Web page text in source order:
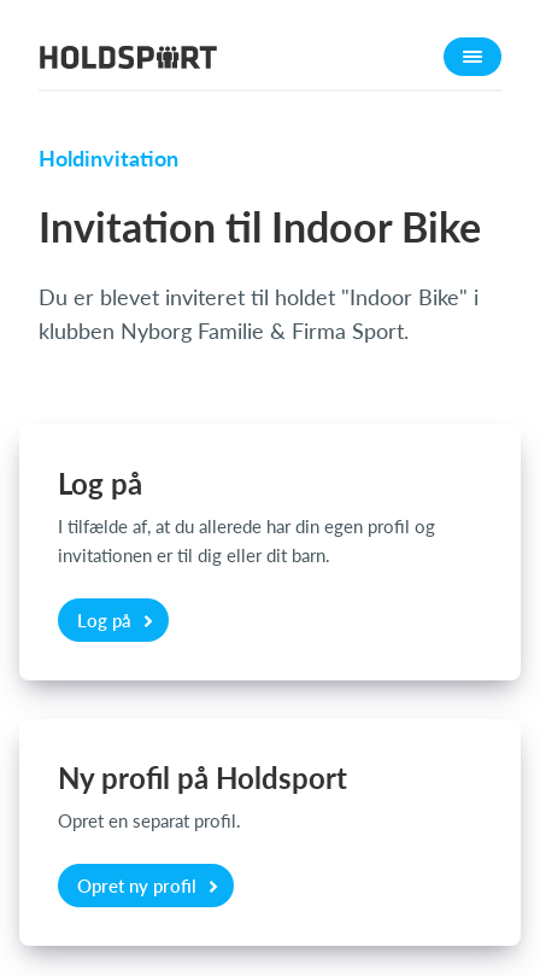
Om Holdsport
Presseomtale
Billetsystem
Hvad koster det?
Holdinvitation
Invitation til Indoor Bike
Du er blevet inviteret til holdet "Indoor Bike" i
klubben Nyborg Familie & Firma Sport.
Log på
I tilfælde af, at du allerede har din egen profil og
invitationen er til dig eller dit barn.
Log på
Ny profil på Holdsport
Opret en separat profil.
Opret ny profil